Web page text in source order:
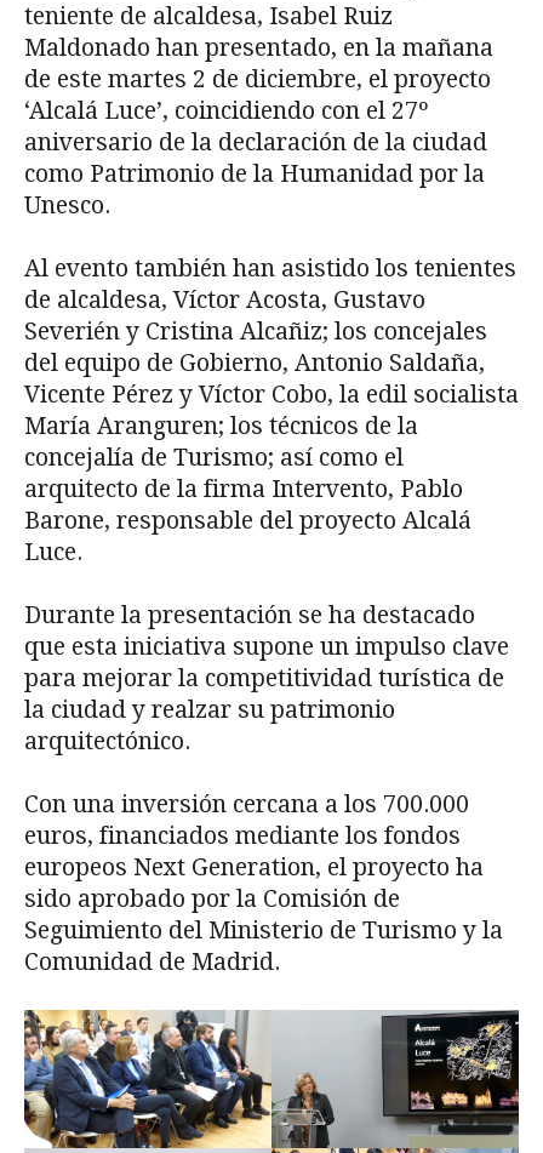
teniente de alcaldesa, Isabel Ruiz
Maldonado han presentado, en la mañana
de este martes 2 de diciembre, el proyecto
‘Alcalá Luce’, coincidiendo con el 27º
aniversario de la declaración de la ciudad
como Patrimonio de la Humanidad por la
Unesco.
Al evento también han asistido los tenientes
de alcaldesa, Víctor Acosta, Gustavo
Severién y Cristina Alcañiz; los concejales
del equipo de Gobierno, Antonio Saldaña,
Vicente Pérez y Víctor Cobo, la edil socialista
María Aranguren; los técnicos de la
concejalía de Turismo; así como el
arquitecto de la firma Intervento, Pablo
Barone, responsable del proyecto Alcalá
Luce.
Durante la presentación se ha destacado
que esta iniciativa supone un impulso clave
para mejorar la competitividad turística de
la ciudad y realzar su patrimonio
arquitectónico.
Con una inversión cercana a los 700.000
euros, financiados mediante los fondos
europeos Next Generation, el proyecto ha
sido aprobado por la Comisión de
Seguimiento del Ministerio de Turismo y la
Comunidad de Madrid.